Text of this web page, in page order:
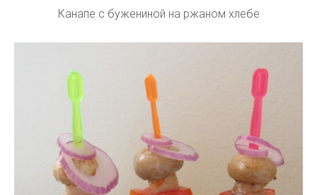
Канапе с бужениной на ржаном хлебе